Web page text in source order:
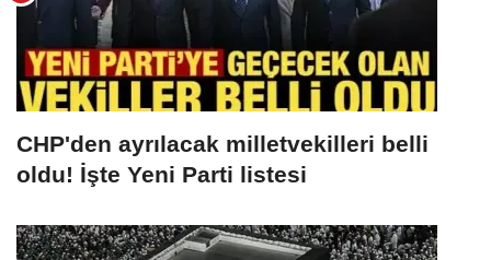
CHP'den ayrılacak milletvekilleri belli
oldu! İşte Yeni Parti listesi